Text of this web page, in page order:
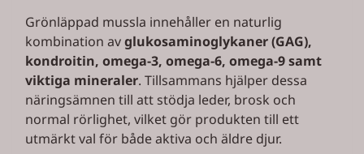
Grönläppad mussla innehåller en naturlig
kombination avglukosaminoglykaner (GAG),
kondroitin, omega-3, omega-6, omega-9 samt
viktiga mineraler. Tillsammans hjälper dessa
näringsämnen till att stödja leder, brosk och
normal rörlighet, vilket gör produkten till ett
utmärkt val för både aktiva och äldre djur.